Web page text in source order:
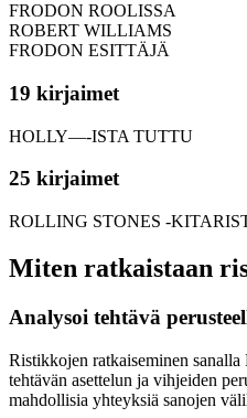
FRODON ROOLISSA
ROBERT WILLIAMS
FRODON ESITTÄJÄ
19 kirjaimet
HOLLY—-ISTA TUTTU
25 kirjaimet
ROLLING STONES -
Miten ratkaistaan
Analysoi tehtävä
Ristikkojen ratkaiseminen
tehtävän asettelun ja vihjeiden
mahdollisia yhteyksiä sanojen